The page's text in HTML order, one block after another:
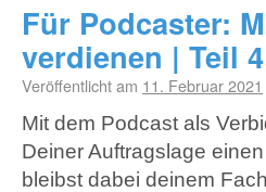
Für Podcaster:
verdienen | Teil
Veröffentlicht am 11. Februar 2021
Mit dem Podcast als
Deiner Auftragslage
bleibst dabei deinem